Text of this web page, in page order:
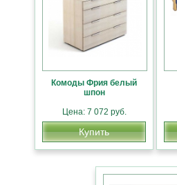
Комоды Фрия белый
шпон
Цена: 7 072 руб.
Купить